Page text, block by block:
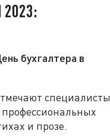
бухгалтера в
специалисты
профессиональных
и прозе.